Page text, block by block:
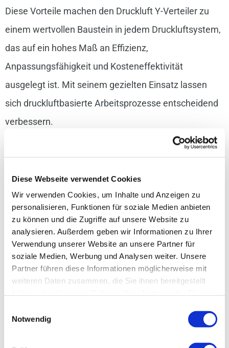
Diese Webseite verwendet Cookies
Wir verwenden Cookies, um Inhalte und Anzeigen zu
personalisieren, Funktionen für soziale Medien anbieten
zu können und die Zugriffe auf unsere Website zu
analysieren. Außerdem geben wir Informationen zu Ihrer
Verwendung unserer Website an unsere Partner für
soziale Medien, Werbung und Analysen weiter. Unsere
Partner führen diese Informationen möglicherweise mit
weiteren Daten zusammen, die Sie ihnen bereitgestellt
der Datenschutzerklärung widerrufen.
Notwendig
Diese Vorteile machen den Druckluft Y-Verteiler zu
einem wertvollen Baustein in jedem Druckluftsystem,
das auf ein hohes Maß an Effizienz,
Anpassungsfähigkeit und Kosteneffektivität
ausgelegt ist. Mit seinem gezielten Einsatz lassen
sich druckluftbasierte Arbeitsprozesse entscheidend
verbessern.
Anwendungsbereiche für Druckluft
Druckluft Y-Verteiler sind in verschiedenen Bereichen
der Industrie von großem Nutzen, da sie eine
vielseitige Verteilung der Druckluft ermöglichen. Die
Anwendungsbereiche dieser Verteiler sind breit
gefächert und schließen viele Sektoren ein, in denen
Werkstätten und Montagelinien